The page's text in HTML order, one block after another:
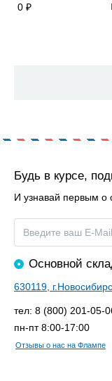
0
Будь в курсе,
И узнавай первым о
Основной
630119,
тел: 8 (800) 201-05-
пн-пт 8:00-17:00
Отзывы о нас на Флампе